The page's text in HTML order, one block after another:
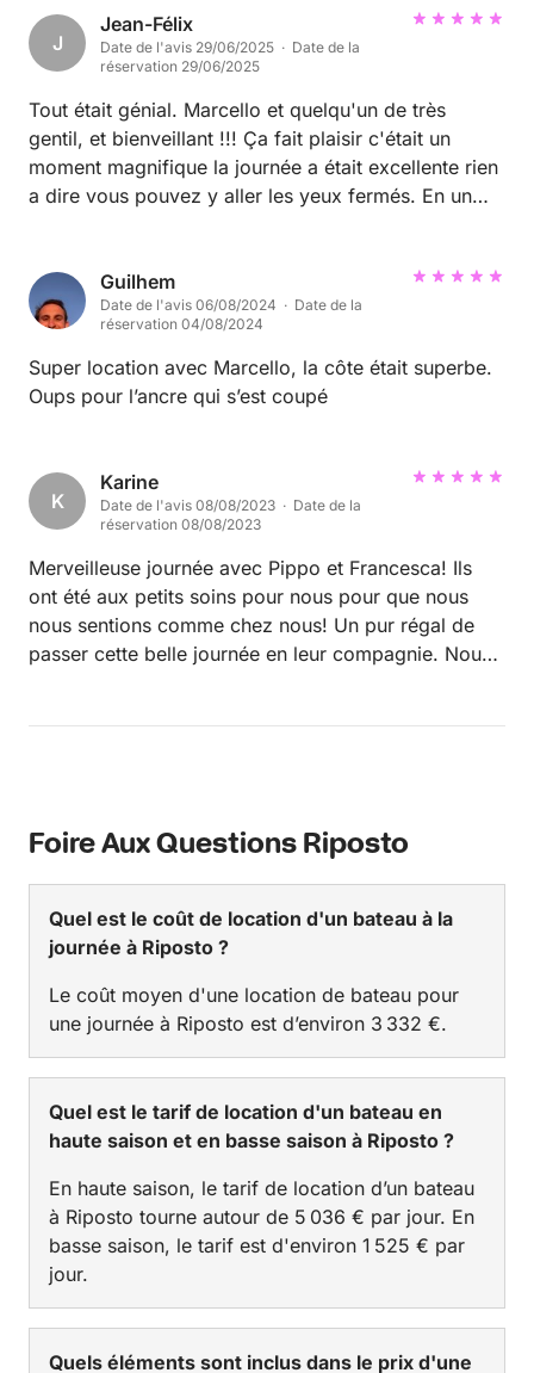
J
Jean-Félix
Date de l'avis 29/06/2025 · Date de la
réservation 29/06/2025
Tout était génial. Marcello et quelqu'un de très
gentil, et bienveillant !!! Ça fait plaisir c'était un
moment magnifique la journée a était excellente rien
a dire vous pouvez y aller les yeux fermés. En un
Guilhem
Date de l'avis 06/08/2024 · Date de la
réservation 04/08/2024
Super location avec Marcello, la côte était superbe.
Oups pour l’ancre qui s’est coupé
K
Karine
Date de l'avis 08/08/2023 · Date de la
réservation 08/08/2023
Merveilleuse journée avec Pippo et Francesca! Ils
ont été aux petits soins pour nous pour que nous
nous sentions comme chez nous! Un pur régal de
passer cette belle journée en leur compagnie. Nous
Foire Aux Questions Riposto
Quel est le coût de location d'un bateau à la
journée à Riposto ?
Le coût moyen d'une location de bateau pour
une journée à Riposto est d’environ 3 332 €.
Quel est le tarif de location d'un bateau en
haute saison et en basse saison à Riposto ?
En haute saison, le tarif de location d’un bateau
à Riposto tourne autour de 5 036 € par jour. En
basse saison, le tarif est d'environ 1 525 € par
jour.
Quels éléments sont inclus dans le prix d'une